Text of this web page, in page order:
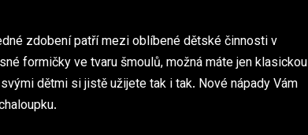
zdobení patří mezi oblíbené dětské činnosti v
formičky ve tvaru šmoulů, možná máte jen klasickou
dětmi si jistě užijete tak i tak. Nové nápady Vám